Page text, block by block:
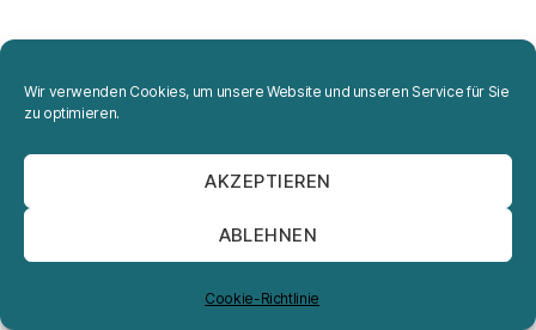
Wir verwenden Cookies, um unsere Website und unseren Service für Sie
zu optimieren.
AKZEPTIEREN
ABLEHNEN
Cookie-Richtlinie